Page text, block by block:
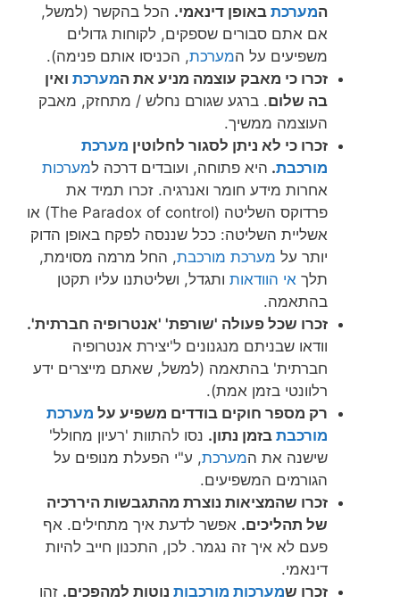
המערכת באופן דינאמי. הכל בהקשר (למשל,
אם אתם סבורים שספקים, לקוחות גדולים
משפיעים על המערכת, הכניסו אותם פנימה).
זכרו כי מאבק עוצמה מניע את המערכת ואין
בה שלום. ברגע שגורם נחלש / מתחזק, מאבק
העוצמה ממשיך.
זכרו כי לא ניתן לסגור לחלוטין מערכת
מורכבת. היא פתוחה, ועובדים דרכה למערכות
אחרות מידע חומר ואנרגיה. זכרו תמיד את
פרדוקס השליטה (The Paradox of control) או
אשליית השליטה: ככל שננסה לפקח באופן הדוק
יותר על מערכת מורכבת, החל מרמה מסוימת,
תלך אי הוודאות ותגדל, ושליטתנו עליו תקטן
בהתאמה.
זכרו שכל פעולה 'שורפת' 'אנטרופיה חברתית'.
וודאו שבניתם מנגנונים ל'יצירת אנטרופיה
חברתית' בהתאמה (למשל, שאתם מייצרים ידע
רלוונטי בזמן אמת).
רק מספר חוקים בודדים משפיע על מערכת
מורכבת בזמן נתון. נסו להתוות 'רעיון מחולל'
שישנה את המערכת, ע"י הפעלת מנופים על
הגורמים המשפיעים.
זכרו שהמציאות נוצרת מהתגבשות היררכיה
של תהליכים. אפשר לדעת איך מתחילים. אף
פעם לא איך זה נגמר. לכן, התכנון חייב להיות
דינאמי.
זכרו שמערכות מורכבות נוטות למהפכים. זהו